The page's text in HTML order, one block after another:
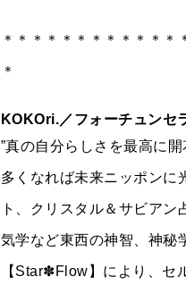
＊＊＊＊＊＊＊＊＊＊＊＊
＊
KOKOri.／フォーチュンセ
”真の自分らしさを最高に
多くなれば未来ニッポンに
ト、クリスタル＆サビア
気学など東西の神智、神秘
【Star✽Flow】により、セ